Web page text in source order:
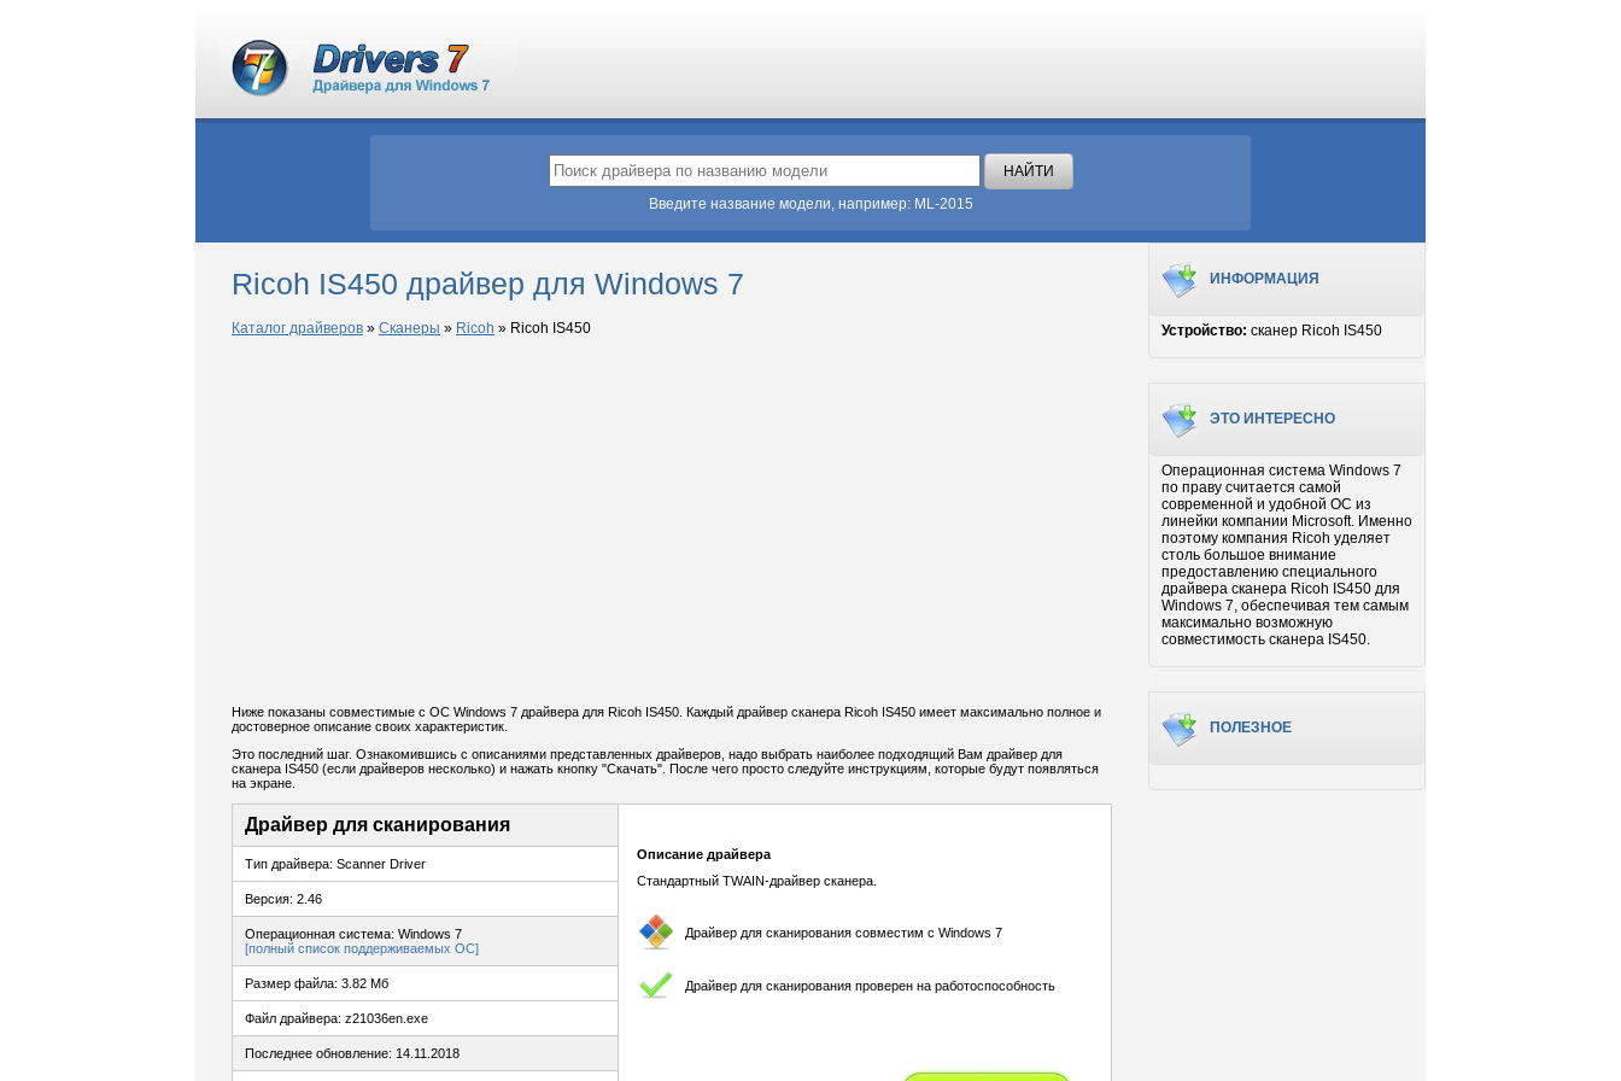
Введите название модели, например: ML-2015
Ricoh IS450 драйвер для Windows 7
Каталог драйверов » Сканеры » Ricoh » Ricoh IS450
Ниже показаны совместимые с ОС Windows 7 драйвера для Ricoh IS450. Каждый драйвер сканера Ricoh IS450 имеет максимально полное и
достоверное описание своих характеристик.
Это последний шаг. Ознакомившись с описаниями представленных драйверов, надо выбрать наиболее подходящий Вам драйвер для
сканера IS450 (если драйверов несколько) и нажать кнопку "Скачать". После чего просто следуйте инструкциям, которые будут появляться
на экране.
Драйвер для сканирования
Тип драйвера: Scanner Driver
Версия: 2.46
Операционная система: Windows 7
[полный список поддерживаемых ОС]
Размер файла: 3.82 Мб
Файл драйвера: z21036en.exe
Последнее обновление: 14.11.2018
Описание драйвера
Стандартный TWAIN-драйвер сканера.
Драйвер для сканирования совместим с Windows 7
Драйвер для сканирования проверен на работоспособность
ИНФОРМАЦИЯ
Устройство: сканер Ricoh IS450
ЭТО ИНТЕРЕСНО
Операционная система Windows 7
по праву считается самой
современной и удобной ОС из
линейки компании Microsoft. Именно
поэтому компания Ricoh уделяет
столь большое внимание
предоставлению специального
драйвера сканера Ricoh IS450 для
Windows 7, обеспечивая тем самым
максимально возможную
совместимость сканера IS450.
ПОЛЕЗНОЕ